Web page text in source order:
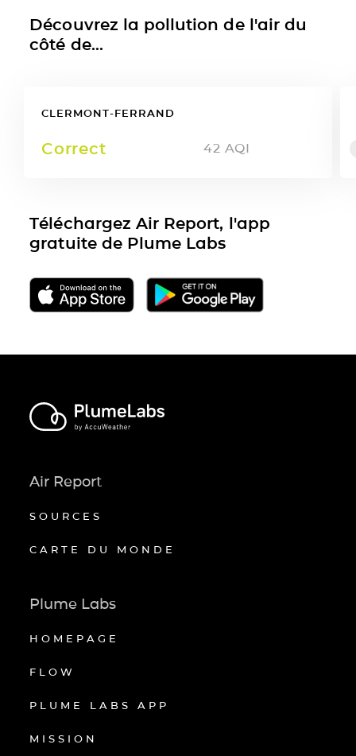
Découvrez la pollution de l'air du
côté de...
CLERMONT-FERRAND
Correct 42 AQI
Téléchargez Air Report, l'app
gratuite de Plume Labs
Air Report
SOURCES
CARTE DU MONDE
Plume Labs
HOMEPAGE
FLOW
PLUME LABS APP
MISSION